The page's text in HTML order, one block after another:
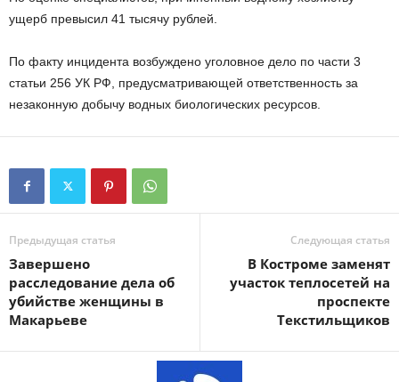
ущерб превысил 41 тысячу рублей.
По факту инцидента возбуждено уголовное дело по части 3
статьи 256 УК РФ, предусматривающей ответственность за
незаконную добычу водных биологических ресурсов.
Предыдущая статья
Завершено
расследование дела об
убийстве женщины в
Макарьеве
Следующая статья
В Костроме заменят
участок теплосетей на
проспекте
Текстильщиков